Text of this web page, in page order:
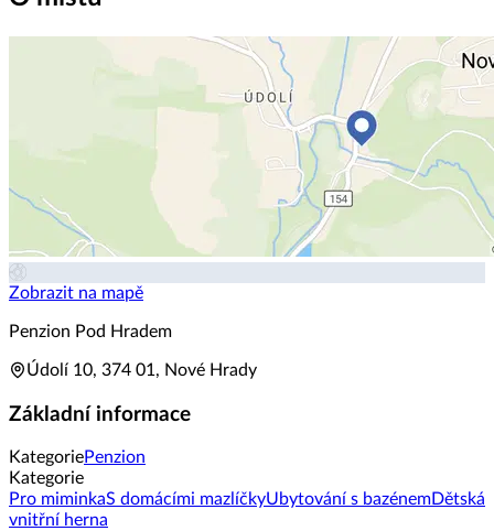
Zobrazit na mapě
Penzion Pod Hradem
Údolí 10, 374 01, Nové Hrady
Základní informace
KategoriePenzion
Kategorie
Pro miminkaS domácími mazlíčkyUbytování s bazénemDětská
vnitřní herna